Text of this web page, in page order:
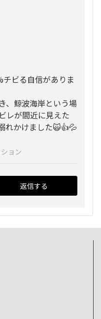
ビる自信がありま
、鯨波海岸という場
レが間近に見えた
れかけました🙀👍️💦
ョン
返信する